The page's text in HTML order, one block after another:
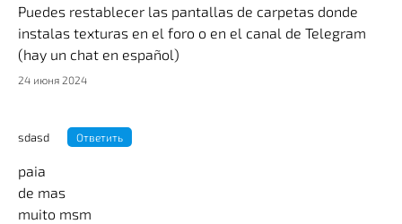
Puedes restablecer las pantallas de carpetas donde
instalas texturas en el foro o en el canal de Telegram
(hay un chat en español)
24 июня 2024
sdasd Ответить
paia
de mas
muito msm